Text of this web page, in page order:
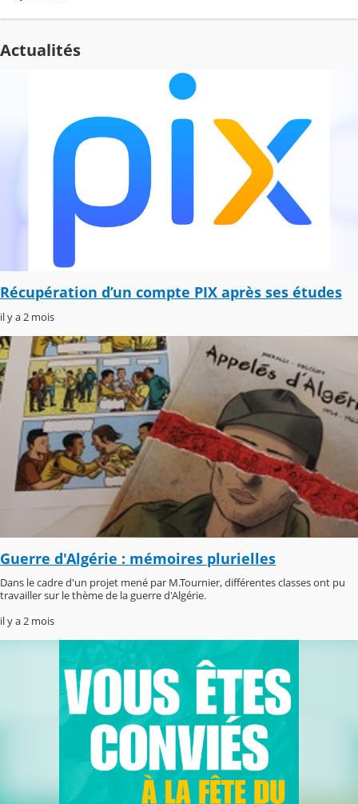
Actualités
Récupération d’un compte PIX après ses études
il y a 2 mois
Guerre d'Algérie : mémoires plurielles
Dans le cadre d'un projet mené par M.Tournier, différentes classes ont pu
travailler sur le thème de la guerre d'Algérie.
il y a 2 mois